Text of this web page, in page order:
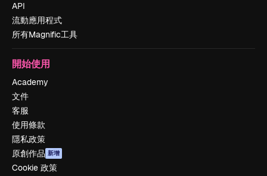
API
流動應用程式
所有Magnific工具
開始使用
Academy
文件
客服
使用條款
隱私政策
原創作品 新增
Cookie 政策